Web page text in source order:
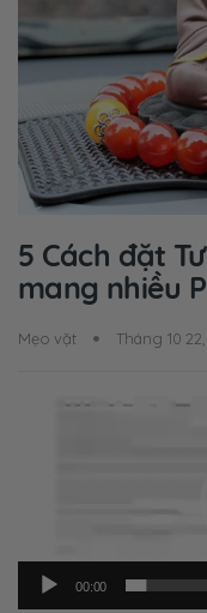
5 Cách đặt
mang nhiều
Mẹo vặt Tháng 10
00:00